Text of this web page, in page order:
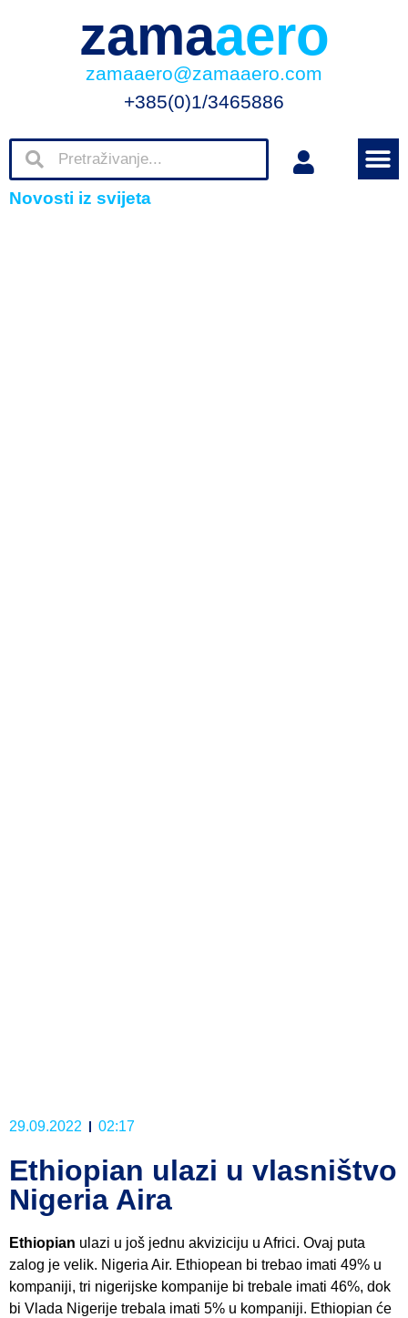
zamaaero
zamaaero@zamaaero.com
+385(0)1/3465886
Novosti iz svijeta
29.09.2022 02:17
Ethiopian ulazi u vlasništvo
Nigeria Aira
Ethiopian ulazi u još jednu akviziciju u Africi. Ovaj puta
zalog je velik. Nigeria Air. Ethiopean bi trebao imati 49% u
kompaniji, tri nigerijske kompanije bi trebale imati 46%, dok
bi Vlada Nigerije trebala imati 5% u kompaniji. Ethiopian će